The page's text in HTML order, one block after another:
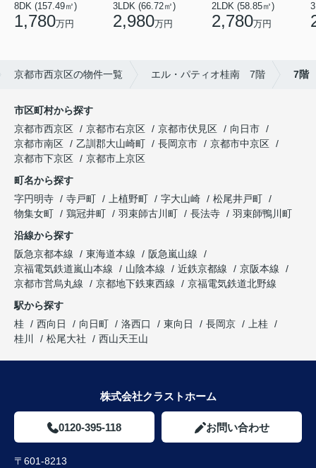
8DK (157.49㎡)
1,780万円
3LDK (66.72㎡)
2,980万円
2LDK (58.85㎡)
2,780万円
京都市西京区の物件一覧 エル・パティオ桂南 7階 7階
市区町村から探す
京都市西京区
京都市右京区 京都市伏見区
向日市
京都市南区
乙訓郡大山崎町 長岡京市
京都市中京区
京都市下京区
京都市上京区
町名から探す
字円明寺
寺戸町 上植野町 字大山崎
松尾井戸町
物集女町
鶏冠井町 羽束師古川町 長法寺
羽束師鴨川町
沿線から探す
阪急京都本線
東海道本線
阪急嵐山線
京福電気鉄道嵐山本線
山陰本線 近鉄京都線
京阪本線
京都市営烏丸線
京都地下鉄東西線
京福電気鉄道北野線
駅から探す
桂
西向日 向日町 洛西口 東向日 長岡京
上桂
桂川
松尾大社 西山天王山
株式会社クラストホーム
0120-395-118 お問い合わせ
〒601-8213